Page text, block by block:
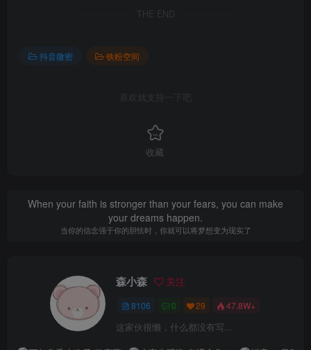
THE END
抖音微密 铁粉空间
喜欢就支持一下吧
收藏
When your faith is stronger than your fears, you can make
your dreams happen.
当你的信念强于你的胆怯时，你就可以将梦想变为现实了
森小森 关注
8106 0 29 47.8W+
这家伙很懒，什么都没有写...